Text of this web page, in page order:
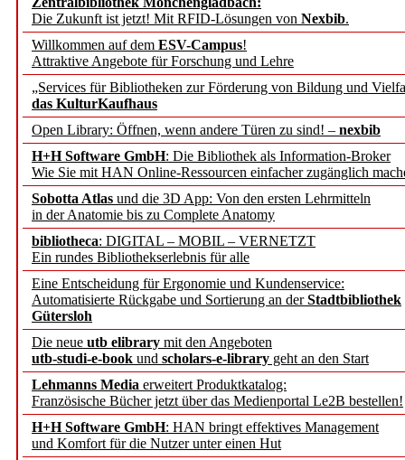
Die Zukunft ist jetzt! Mit RFID-Lösungen von Nexbib.
Willkommen auf dem ESV-Campus!
Attraktive Angebote für Forschung und Lehre
„Services für Bibliotheken zur Förderung von Bildung und
das KulturKaufhaus
Open Library: Öffnen, wenn andere Türen zu sind! – nexbib
H+H Software GmbH: Die Bibliothek als Information-Broker
Wie Sie mit HAN Online-Ressourcen einfacher zugänglich
Sobotta Atlas und die 3D App: Von den ersten Lehrmitteln
in der Anatomie bis zu Complete Anatomy
bibliotheca: DIGITAL – MOBIL – VERNETZT
Ein rundes Bibliothekserlebnis für alle
Eine Entscheidung für Ergonomie und Kundenservice:
Automatisierte Rückgabe und Sortierung an derStadtbibliothek
Gütersloh
Die neue utb elibrary mit den Angeboten
utb-studi-e-book und scholars-e-library geht an den Start
Lehmanns Media erweitert Produktkatalog:
Französische Bücher jetzt über das Medienportal Le2B bestellen!
H+H Software GmbH: HAN bringt effektives Management
und Komfort für die Nutzer unter einen Hut
konstruktiv!
Mohr Siebeck
und die Zeitschrift für
Francke Attempto
EBSCO Information
Recherchefunktionen in
Sorbisches Institut neu
Geschichte und
Künstliche Intelligenz
besser zu verstehen